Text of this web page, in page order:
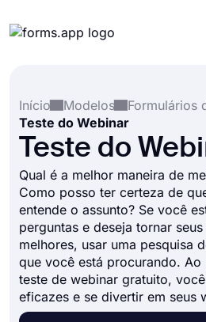
Integrações
Modelos
Recursos
Preços
Início
Modelos
Formulários
Teste do Webinar
Teste do
Qual é a melhor maneira de
Como posso ter certeza de
entende o assunto? Se você
perguntas e deseja tornar
melhores, usar uma pesquisa
que você está procurando. Ao
teste de webinar gratuito,
eficazes e se divertir em seus